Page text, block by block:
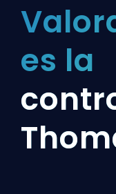
es la